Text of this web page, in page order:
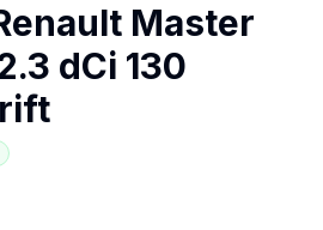
Master
dCi 130